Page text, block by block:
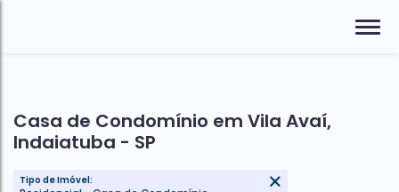
Casa de Condomínio em Vila Avaí,
Indaiatuba - SP